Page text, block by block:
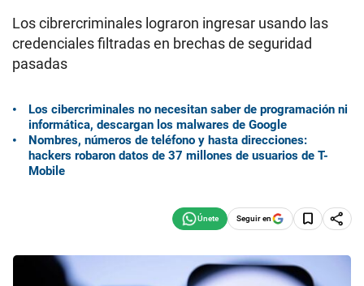
Los cibrercriminales lograron ingresar usando las
credenciales filtradas en brechas de seguridad
pasadas
Los cibercriminales no necesitan saber de programación ni
informática, descargan los malwares de Google
Nombres, números de teléfono y hasta direcciones:
hackers robaron datos de 37 millones de usuarios de T-
Mobile
Seguir en